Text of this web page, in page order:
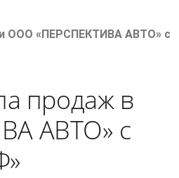
ООО «ПЕРСПЕКТИВА АВТО» с
продаж в
АВТО» с